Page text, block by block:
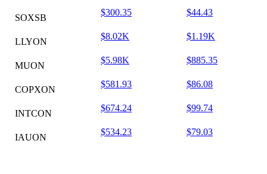
SOXSB
$300.35 $44.43
LLYON
$8.02K $1.19K
MUON
$5.98K $885.35
COPXON
$581.93 $86.08
INTCON
$674.24 $99.74
IAUON
$534.23 $79.03